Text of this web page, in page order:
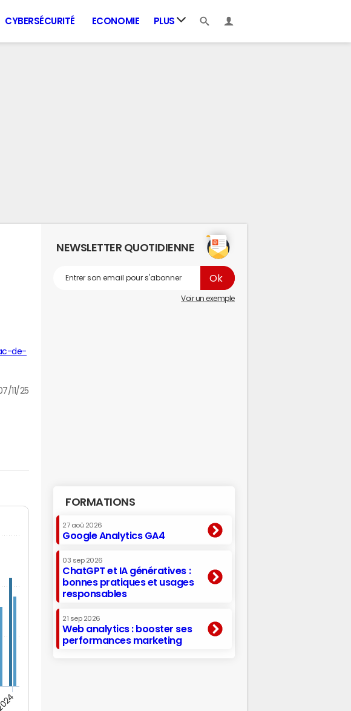
CYBERSÉCURITÉ ECONOMIE PLUS
de-
11/25
NEWSLETTER QUOTIDIENNE
Voir un exemple
FORMATIONS
27 aoû 2026
Google Analytics GA4
03 sep 2026
ChatGPT et IA génératives :
bonnes pratiques et usages
responsables
21 sep 2026
Web analytics : booster ses
performances marketing